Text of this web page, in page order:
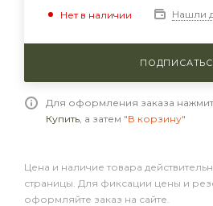
Нет в наличии Нашли
Для оформления заказа
Купить, а затем "В корзину"
Цена и наличие товара
страницы. Для фиксации цены и
оформляйте заказ на сайте.